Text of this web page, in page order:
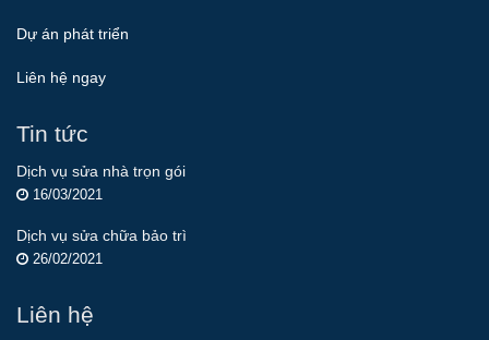
Dự án phát triển
Liên hệ ngay
Tin tức
Dịch vụ sửa nhà trọn gói
16/03/2021
Dịch vụ sửa chữa bảo trì
26/02/2021
Liên hệ